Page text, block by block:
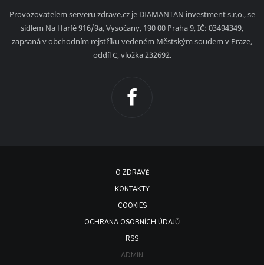
Provozovatelem serveru zdrave.cz je DIAMANTAN investment s.r.o., se
sídlem Na Harfě 916/9a, Vysočany, 190 00 Praha 9, IČ: 03494349,
zapsaná v obchodním rejstříku vedeném Městským soudem v Praze,
oddíl C, vložka 232692.
O ZDRAVĚ
KONTAKTY
COOKIES
OCHRANA OSOBNÍCH ÚDAJŮ
RSS
ADMIN